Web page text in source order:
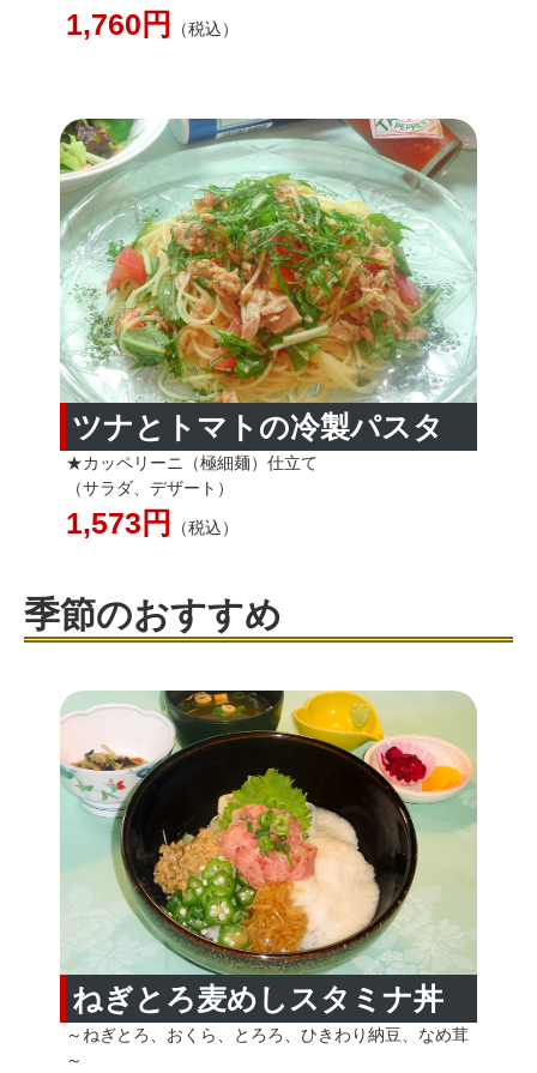
1,760円 （税込）
ツナとトマトの冷製パスタ
★カッペリーニ（極細麺）仕立て
（サラダ、デザート）
1,573円 （税込）
季節のおすすめ
ねぎとろ麦めしスタミナ丼
～ねぎとろ、おくら、とろろ、ひきわり納豆、なめ茸
～